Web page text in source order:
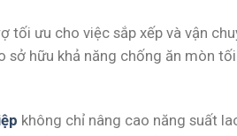
ưu cho việc sắp xếp và vận
hữu khả năng chống ăn mòn
không chỉ nâng cao năng suất